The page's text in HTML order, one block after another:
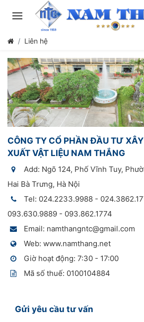
Liên hệ
CÔNG TY CỔ PHẦN ĐẦU TƯ
XUẤT VẬT LIỆU NAM THẮNG
Add: Ngõ 124, Phố Vĩnh Tuy,
Hai Bà Trưng, Hà Nội
Tel: 024.2233.9988 -
093.630.9889 - 093.862.1774
Email: namthangntc@gmail.com
Web: www.namthang.net
Giờ hoạt động: 7:30 - 17:00
Mã số thuế: 0100104884
Gửi yêu cầu tư vấn